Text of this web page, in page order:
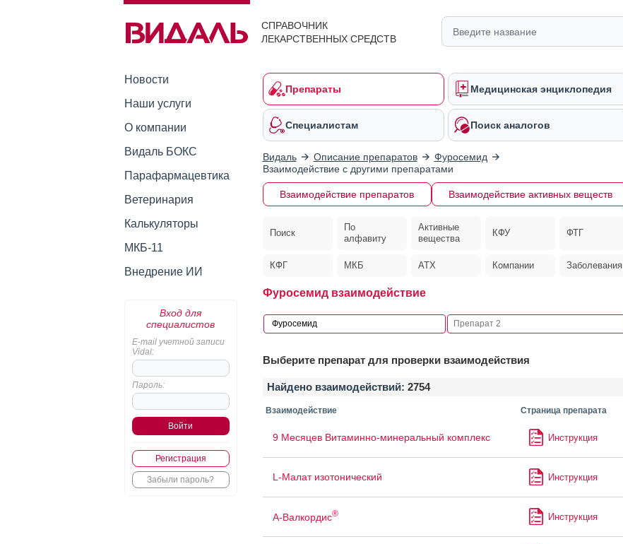
СПРАВОЧНИК
ЛЕКАРСТВЕННЫХ СРЕДСТВ
Новости
Наши услуги
О компании
Видаль БОКС
Парафармацевтика
Ветеринария
Калькуляторы
МКБ-11
Внедрение ИИ
Вход для
специалистов
E-mail учетной записи
Vidal:
Пароль:
Регистрация
Забыли пароль?
Препараты Медицинская энциклопедия
Специалистам Поиск аналогов
Видаль Описание препаратов
Фуросемид
Взаимодействие с другими препаратами
Взаимодействие препаратов Взаимодействие активных веществ
Поиск
По
алфавиту
Активные
вещества
КФУ ФТГ
КФГ МКБ АТХ Компании Заболевания
Фуросемид взаимодействие
Выберите препарат для проверки взаимодействия
Найдено взаимодействий: 2754
Взаимодействие Страница препарата
9 Месяцев Витаминно-минеральный комплекс Инструкция
L-Малат изотонический Инструкция
А-Валкордис® Инструкция